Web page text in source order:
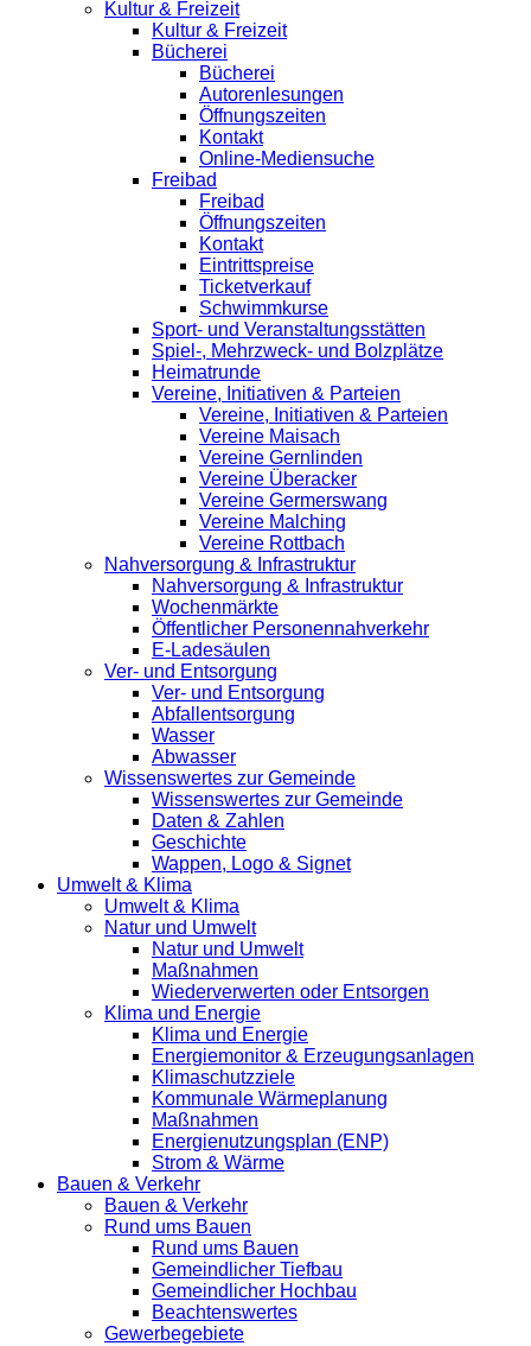
Kultur & Freizeit
Kultur & Freizeit
Bücherei
Bücherei
Autorenlesungen
Öffnungszeiten
Kontakt
Online-Mediensuche
Freibad
Freibad
Öffnungszeiten
Kontakt
Eintrittspreise
Ticketverkauf
Schwimmkurse
Sport- und Veranstaltungsstätten
Spiel-, Mehrzweck- und Bolzplätze
Heimatrunde
Vereine, Initiativen & Parteien
Vereine, Initiativen & Parteien
Vereine Maisach
Vereine Gernlinden
Vereine Überacker
Vereine Germerswang
Vereine Malching
Vereine Rottbach
Nahversorgung & Infrastruktur
Nahversorgung & Infrastruktur
Wochenmärkte
Öffentlicher Personennahverkehr
E-Ladesäulen
Ver- und Entsorgung
Ver- und Entsorgung
Abfallentsorgung
Wasser
Abwasser
Wissenswertes zur Gemeinde
Wissenswertes zur Gemeinde
Daten & Zahlen
Geschichte
Wappen, Logo & Signet
Umwelt & Klima
Umwelt & Klima
Natur und Umwelt
Natur und Umwelt
Maßnahmen
Wiederverwerten oder Entsorgen
Klima und Energie
Klima und Energie
Energiemonitor & Erzeugungsanlagen
Klimaschutzziele
Kommunale Wärmeplanung
Maßnahmen
Energienutzungsplan (ENP)
Strom & Wärme
Bauen & Verkehr
Bauen & Verkehr
Rund ums Bauen
Rund ums Bauen
Gemeindlicher Tiefbau
Gemeindlicher Hochbau
Beachtenswertes
Gewerbegebiete